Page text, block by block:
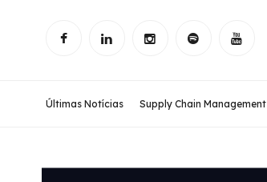
Últimas Notícias Supply Chain Management